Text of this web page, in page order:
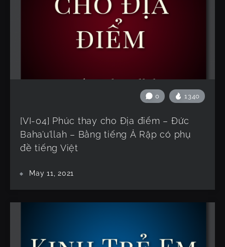
0 1340
[VI-04] Phúc thay cho Địa điểm – Đức
Baha’u’llah – Bằng tiếng Ả Rập có phụ
đề tiếng Việt
May 11, 2021